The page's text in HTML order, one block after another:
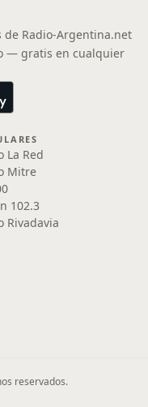
de Radio-Argentina.net
— gratis en cualquier
La Red
Mitre
102.3
Rivadavia
reservados.